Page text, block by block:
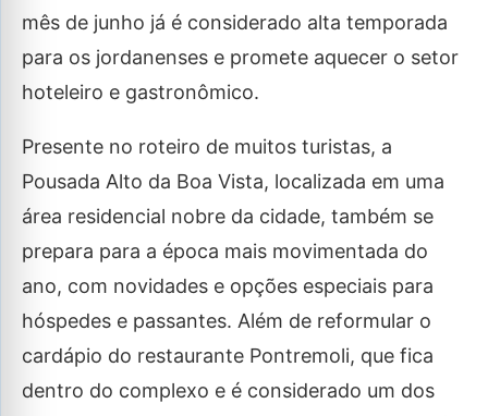
mês de junho já é considerado alta temporada
para os jordanenses e promete aquecer o setor
hoteleiro e gastronômico.
Presente no roteiro de muitos turistas, a
Pousada Alto da Boa Vista, localizada em uma
área residencial nobre da cidade, também se
prepara para a época mais movimentada do
ano, com novidades e opções especiais para
hóspedes e passantes. Além de reformular o
cardápio do restaurante Pontremoli, que fica
dentro do complexo e é considerado um dos